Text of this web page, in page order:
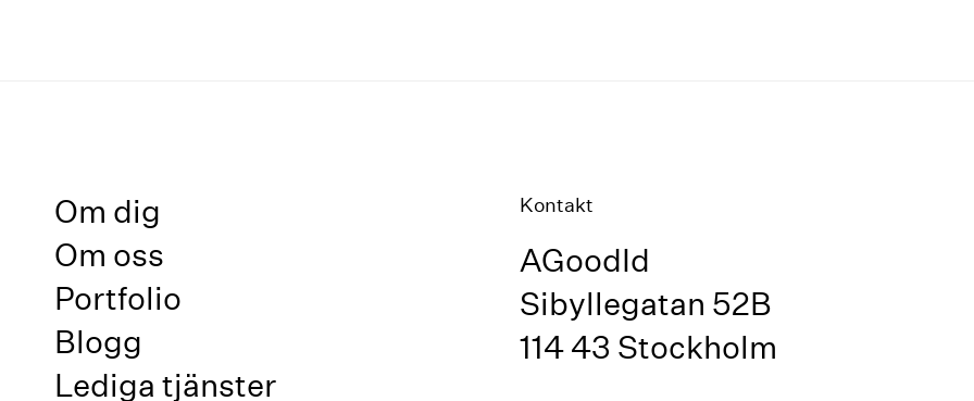
Om dig
Om oss
Portfolio
Blogg
Lediga tjänster
Kontakt
AGoodId
Sibyllegatan 52B
114 43 Stockholm